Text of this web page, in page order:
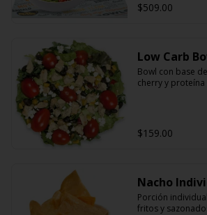
$509.00
Low Carb
Bowl con base
cherry y proteína
$159.00
Nacho
Porción
fritos y